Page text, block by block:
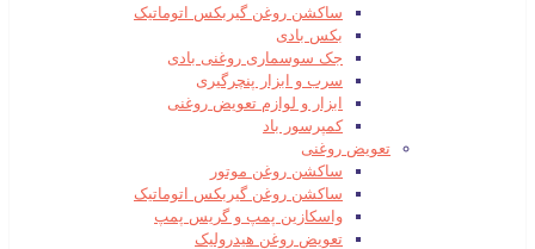
ساکشن روغن گیربکس اتوماتیک
بکس بادی
جک سوسماری روغنی بادی
سرب و ابزار پنچرگیری
ابزار و لوازم تعویض روغنی
کمپرسور باد
تعویض روغنی
ساکشن روغن موتور
ساکشن روغن گیربکس اتوماتیک
واسکازین پمپ و گریس پمپ
تعویض روغن هیدرولیک